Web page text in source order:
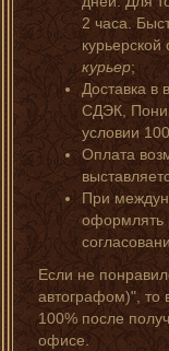
2 часа.
курьер;
Доставка в
СДЭК,
условии
Оплата
При
оформлять
Если не
автографом)", то
100% после
офисе.